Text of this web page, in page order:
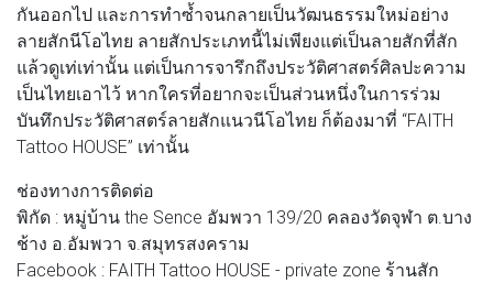
กันออกไป และการทำซ้ำจนกลายเป็นวัฒนธรรมใหม่อย่าง
ลายสักนีโอไทย ลายสักประเภทนี้ไม่เพียงแต่เป็นลายสักที่สัก
แล้วดูเท่เท่านั้น แต่เป็นการจารึกถึงประวัติศาสตร์ศิลปะความ
เป็นไทยเอาไว้ หากใครที่อยากจะเป็นส่วนหนึ่งในการร่วม
บันทึกประวัติศาสตร์ลายสักแนวนีโอไทย ก็ต้องมาที่ “FAITH
Tattoo HOUSE” เท่านั้น
ช่องทางการติดต่อ
พิกัด : หมู่บ้าน the Sence อัมพวา 139/20 คลองวัดจุฬา ต.บาง
ช้าง อ.อัมพวา จ.สมุทรสงคราม
Facebook : FAITH Tattoo HOUSE - private zone ร้านสัก